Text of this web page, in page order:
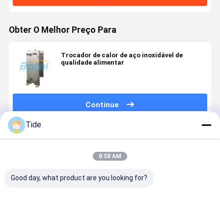
Obter O Melhor Preço Para
Trocador de calor de aço inoxidável de
qualidade alimentar
Continue
Produtos Recomendados
Tide
8:58 AM
Good day, what product are you looking for?